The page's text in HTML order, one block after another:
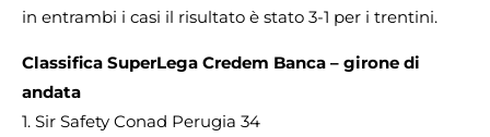
in entrambi i casi il risultato è stato 3-1 per i trentini.
Classifica SuperLega Credem Banca – girone di
andata
1. Sir Safety Conad Perugia 34